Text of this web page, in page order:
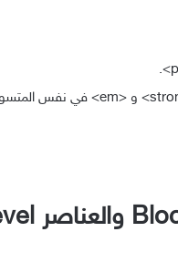
.
و <em>
في نفس